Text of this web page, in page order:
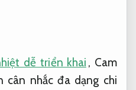
dễ triển khai , Cam
cân nhắc đa dạng chi